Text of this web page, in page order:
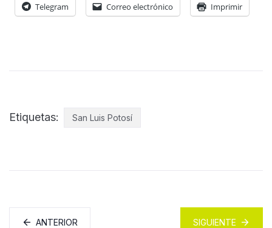
Telegram Correo electrónico Imprimir
Etiquetas: San Luis Potosí
ANTERIOR SIGUIENTE